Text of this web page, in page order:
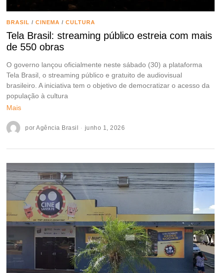
BRASIL / CINEMA / CULTURA
Tela Brasil: streaming público estreia com mais
de 550 obras
O governo lançou oficialmente neste sábado (30) a plataforma
Tela Brasil, o streaming público e gratuito de audiovisual
brasileiro. A iniciativa tem o objetivo de democratizar o acesso da
população à cultura
Mais
porAgência Brasil junho 1, 2026